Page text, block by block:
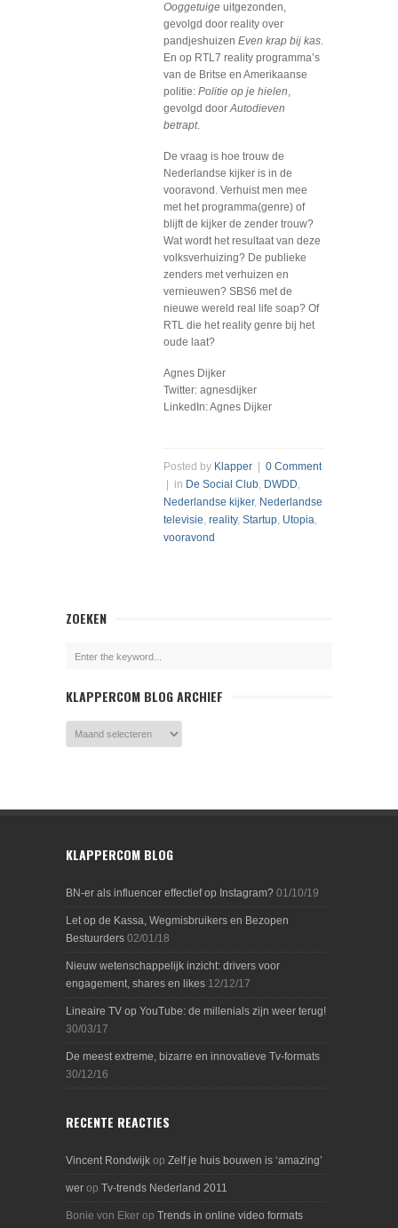
Ooggetuige uitgezonden,
gevolgd door reality over
pandjeshuizen Even krap bij kas.
En op RTL7 reality programma’s
van de Britse en Amerikaanse
politie: Politie op je hielen,
gevolgd doorAutodieven
betrapt.
De vraag is hoe trouw de
Nederlandse kijker is in de
vooravond. Verhuist men mee
met het programma(genre) of
blijft de kijker de zender trouw?
Wat wordt het resultaat van deze
volksverhuizing? De publieke
zenders met verhuizen en
vernieuwen? SBS6 met de
nieuwe wereld real life soap? Of
RTL die het reality genre bij het
oude laat?
Agnes Dijker
Twitter: agnesdijker
LinkedIn: Agnes Dijker
Posted by Klapper
0 Comment
| in De Social Club, DWDD,
Nederlandse kijker, Nederlandse
televisie, reality, Startup, Utopia,
vooravond
ZOEKEN
KLAPPERCOM BLOG ARCHIEF
KLAPPERCOM BLOG
BN-er als influencer effectief op Instagram? 01/10/19
Let op de Kassa, Wegmisbruikers en Bezopen
Bestuurders 02/01/18
Nieuw wetenschappelijk inzicht: drivers voor
engagement, shares en likes 12/12/17
Lineaire TV op YouTube: de millenials zijn weer terug!
30/03/17
De meest extreme, bizarre en innovatieve Tv-formats
30/12/16
RECENTE REACTIES
Vincent Rondwijk op Zelf je huis bouwen is ‘amazing’
wer op Tv-trends Nederland 2011
Bonie von Eker op Trends in online video formats